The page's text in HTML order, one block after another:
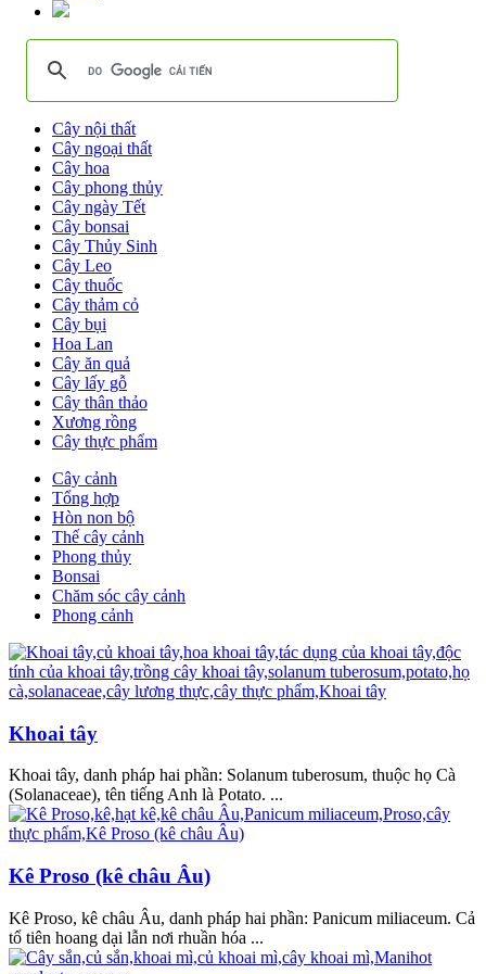
Cây nội thất
Cây ngoại thất
Cây hoa
Cây phong thủy
Cây ngày Tết
Cây bonsai
Cây Thủy Sinh
Cây Leo
Cây thuốc
Cây thảm cỏ
Cây bụi
Hoa Lan
Cây ăn quả
Cây lấy gỗ
Cây thân thảo
Xương rồng
Cây thực phẩm
Cây cảnh
Tổng hợp
Hòn non bộ
Thế cây cảnh
Phong thủy
Bonsai
Chăm sóc cây cảnh
Phong cảnh
Khoai tây
Khoai tây, danh pháp hai phần: Solanum tuberosum, thuộc họ Cà
(Solanaceae), tên tiếng Anh là Potato. ...
Kê Proso (kê châu Âu)
Kê Proso, kê châu Âu, danh pháp hai phần: Panicum miliaceum. Cả
tổ tiên hoang dại lẫn nơi rhuần hóa ...